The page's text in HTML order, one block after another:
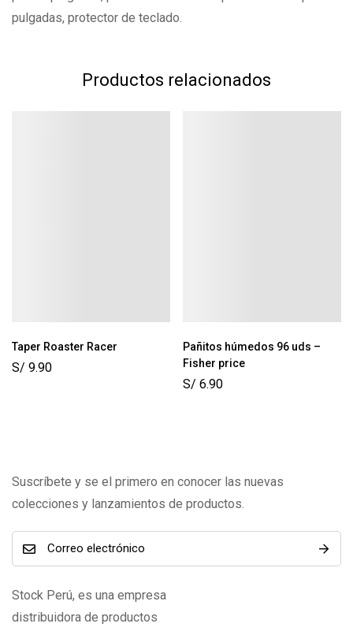
pulgadas, protector de teclado.
Productos relacionados
Taper Roaster Racer
S/ 9.90
Pañitos húmedos 96 uds –
Fisher price
S/ 6.90
Suscríbete y se el primero en conocer las nuevas
colecciones y lanzamientos de productos.
Stock Perú, es una empresa
distribuidora de productos